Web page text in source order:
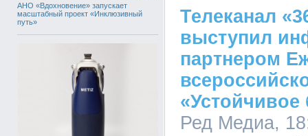
АНО «Вдохновение» запускает
масштабный проект «Инклюзивный
путь»
Телеканал
выступил
партнером
Ред Медиа,